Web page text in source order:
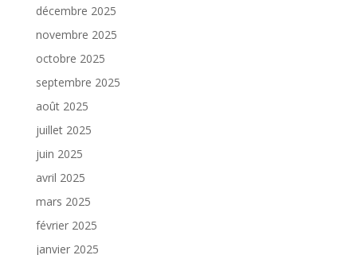
décembre 2025
novembre 2025
octobre 2025
septembre 2025
août 2025
juillet 2025
juin 2025
avril 2025
mars 2025
février 2025
janvier 2025